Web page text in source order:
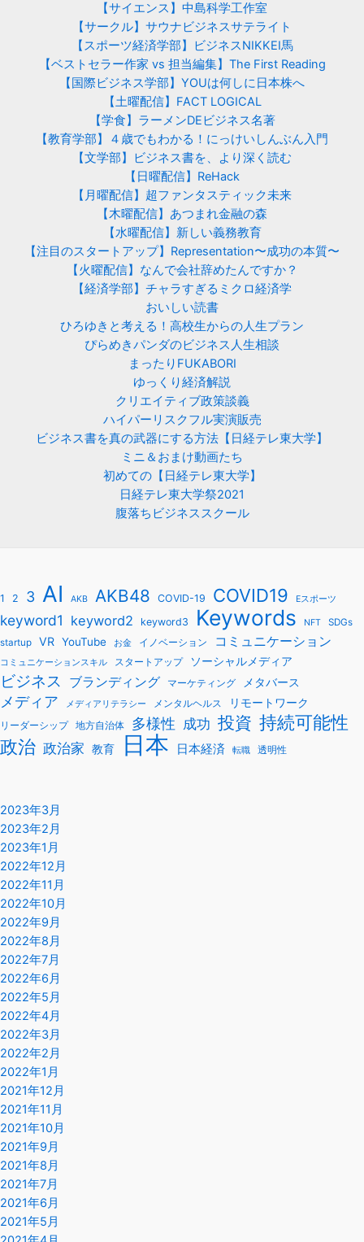
【サイエンス】中島科学工作室
【サークル】サウナビジネスサテライト
【スポーツ経済学部】ビジネスNIKKEI馬
【ベストセラー作家 vs 担当編集】The First Reading
【国際ビジネス学部】YOUは何しに日本株へ
【土曜配信】FACT LOGICAL
【学食】ラーメンDEビジネス名著
【教育学部】４歳でもわかる！にっけいしんぶん入門
【文学部】ビジネス書を、より深く読む
【日曜配信】ReHack
【月曜配信】超ファンタスティック未来
【木曜配信】あつまれ金融の森
【水曜配信】新しい義務教育
【注目のスタートアップ】Representation〜成功の本質〜
【火曜配信】なんで会社辞めたんですか？
【経済学部】チャラすぎるミクロ経済学
おいしい読書
ひろゆきと考える！高校生からの人生プラン
ぴらめきパンダのビジネス人生相談
まったりFUKABORI
ゆっくり経済解説
クリエイティブ政策談義
ハイパーリスクフル実演販売
ビジネス書を真の武器にする方法【日経テレ東大学】
ミニ＆おまけ動画たち
初めての【日経テレ東大学】
日経テレ東大学祭2021
腹落ちビジネススクール
1 2 3 AI AKB AKB48 COVID-19 COVID19 Eスポーツ
keyword1 keyword2 keyword3 Keywords NFT
SDGs
startup
VR YouTube お金 イノベーション コミュニケーション
コミュニケーションスキル スタートアップ ソーシャルメディア
ビジネス ブランディング マーケティング メタバース
メディア メディアリテラシー メンタルヘルス リモートワーク
リーダーシップ 地方自治体 多様性 成功 投資 持続可能性
政治 政治家 教育 日本 日本経済 転職 透明性
2023年3月
2023年2月
2023年1月
2022年12月
2022年11月
2022年10月
2022年9月
2022年8月
2022年7月
2022年6月
2022年5月
2022年4月
2022年3月
2022年2月
2022年1月
2021年12月
2021年11月
2021年10月
2021年9月
2021年8月
2021年7月
2021年6月
2021年5月